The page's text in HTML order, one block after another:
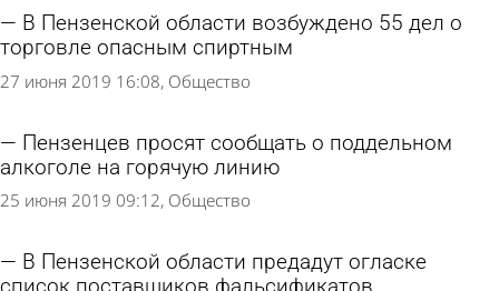
В Пензенской области возбуждено 55 дел о
торговле опасным спиртным
27 июня 2019 16:08 Общество
Пензенцев просят сообщать о поддельном
алкоголе на горячую линию
25 июня 2019 09:12 Общество
В Пензенской области предадут огласке